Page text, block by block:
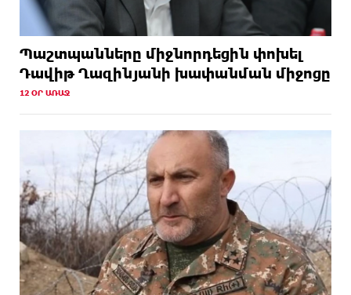
Պաշտպանները միջնորդեցին փոխել
Դավիթ Ղազինյանի խափանման միջոցը
12 ՕՐ ԱՌԱՋ